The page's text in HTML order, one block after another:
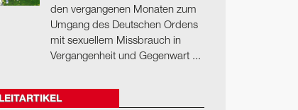
den vergangenen Monaten zum
Umgang des Deutschen Ordens
mit sexuellem Missbrauch in
Vergangenheit und Gegenwart ...
LEITARTIKEL